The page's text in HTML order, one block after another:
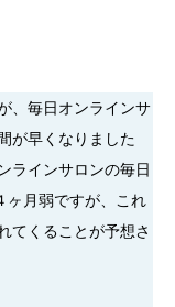
、毎日オンラインサ
が早くなりました
ラインサロンの毎日
月弱ですが、これ
てくることが予想さ